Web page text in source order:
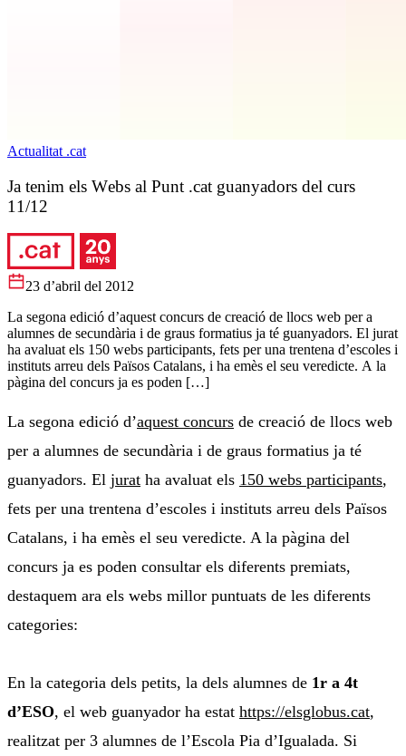
Actualitat .cat
Ja tenim els Webs al Punt .cat guanyadors del curs
11/12
23 d’abril del 2012
La segona edició d’aquest concurs de creació de llocs web per a
alumnes de secundària i de graus formatius ja té guanyadors. El jurat
ha avaluat els 150 webs participants, fets per una trentena d’escoles i
instituts arreu dels Països Catalans, i ha emès el seu veredicte. A la
pàgina del concurs ja es poden […]
La segona edició d’aquest concurs de creació de llocs web
per a alumnes de secundària i de graus formatius ja té
guanyadors. El jurat ha avaluat els 150 webs participants,
fets per una trentena d’escoles i instituts arreu dels Països
Catalans, i ha emès el seu veredicte. A la pàgina del
concurs ja es poden consultar els diferents premiats,
destaquem ara els webs millor puntuats de les diferents
categories:
En la categoria dels petits, la dels alumnes de 1r a 4t
d’ESO, el web guanyador ha estat https://elsglobus.cat,
realitzat per 3 alumnes de l’Escola Pia d’Igualada. Si